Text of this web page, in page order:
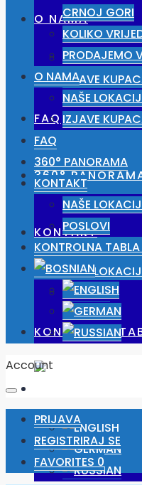
O NAMA
NAŠE
IZJAVE
FAQ
360°
KONTAKT
NAŠE
POSLOVI
KONTROLNA
CRNOJ GORI
KOLIKO
PRODAJEMO
O NAMA
NAŠE
IZJAVE
FAQ
360° PANORAMA
KONTAKT
NAŠE
POSLOVI
KONTROLNA
Account
PRIJAVA
REGISTRIRAJ SE
FAVORITES 0